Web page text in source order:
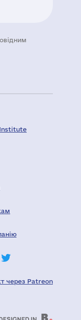
Institute
через Patreon